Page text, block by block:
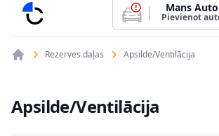
CarParts Mans Auto
Pievienot
Rezerves daļas Apsilde/Ventilācija
Apsilde/Ventilācija